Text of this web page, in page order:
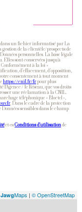
un fichier informatisé par La
de la clientèle/prospects de
personnelles. La base légale
Elles sont conservées jusqu'à
Conformément à la loi «
d’effacement, d’opposition,
consentement à tout moment
https://cnil.fr/frpour plus
l'Agence / le Réseau, que vos droits
une réclamation à la CNIL.
téléphonique « Bloctel »,
. Dans le cadre de la protection
Données sensibles dans le champ
et esConditions d'utilisationde
JawgMaps | © OpenStreetMap